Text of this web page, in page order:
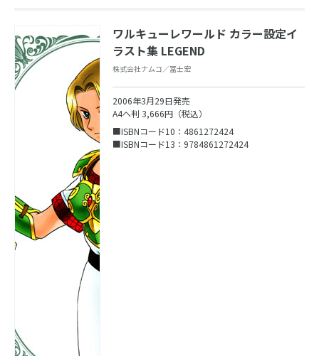
ワルキューレワールド カラー設定イ
ラスト集 LEGEND
株式会社ナムコ／冨士宏
2006年3月29日発売
A4ヘ判 3,666円（税込）
■ISBNコード10：4861272424
■ISBNコード13：9784861272424